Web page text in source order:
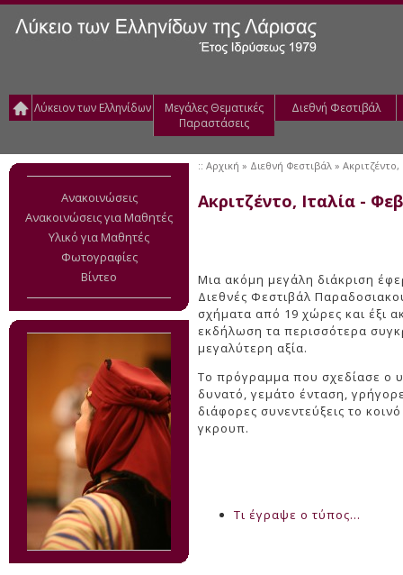
Λύκειον των Ελληνίδων
Μεγάλες Θεματικές
Παραστάσεις
Διεθνή Φεστιβάλ
Ανακοινώσεις
Ανακοινώσεις για Μαθητές
Υλικό για Μαθητές
Φωτογραφίες
Βίντεο
:: Αρχική » Διεθνή Φεστιβάλ »
Ακριτζέντο, Ιταλία -
Μια ακόμη μεγάλη διάκριση
Διεθνές Φεστιβάλ
σχήματα από 19 χώρες και έξι
εκδήλωση τα περισσότερα
μεγαλύτερη αξία.
Το πρόγραμμα που σχεδίασε ο
δυνατό, γεμάτο ένταση,
διάφορες συνεντεύξεις το
γκρουπ.
Τι έγραψε ο τύπος...